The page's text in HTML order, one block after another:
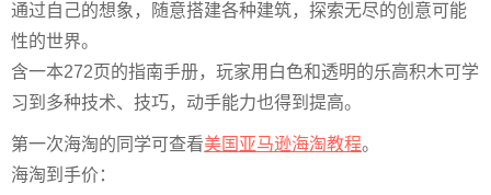
通过自己的想象，随意搭建各种建筑，探索无尽的创意可能
性的世界。
含一本272页的指南手册，玩家用白色和透明的乐高积木可学
习到多种技术、技巧，动手能力也得到提高。
第一次海淘的同学可查看美国亚马逊海淘教程。
海淘到手价：